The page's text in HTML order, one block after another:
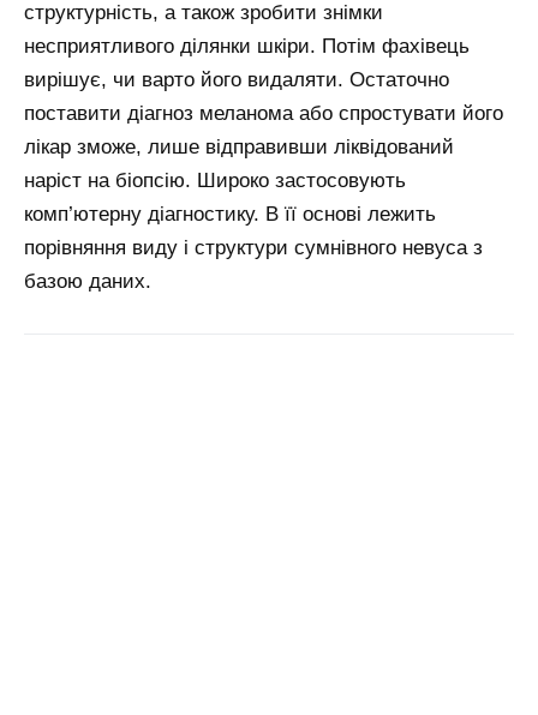
структурність, а також зробити знімки
несприятливого ділянки шкіри. Потім фахівець
вирішує, чи варто його видаляти. Остаточно
поставити діагноз меланома або спростувати його
лікар зможе, лише відправивши ліквідований
наріст на біопсію. Широко застосовують
комп’ютерну діагностику. В її основі лежить
порівняння виду і структури сумнівного невуса з
базою даних.